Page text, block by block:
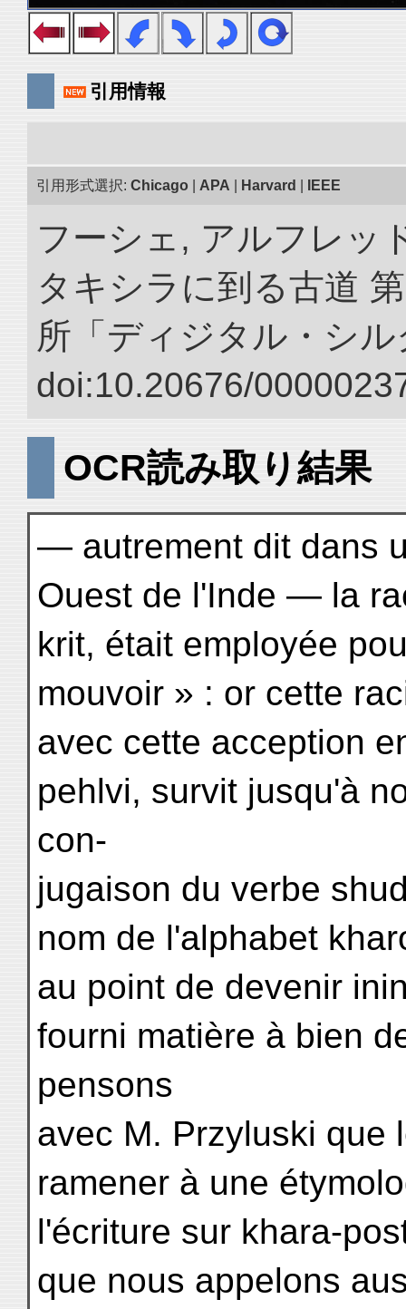
引用情報
引用形式選択: Chicago APA Harvard IEEE
フーシェ, アルフレッ
タキシラに到る古道
所「ディジタル・シ
doi:10.20676/
OCR読み取り結果
— autrement dit dans
Ouest de l'Inde — la
krit, était employée
mouvoir » : or cette
avec cette acception
pehlvi, survit jusqu'à
con-
jugaison du verbe
nom de l'alphabet
au point de devenir
fourni matière à bien
pensons
avec M. Przyluski que
ramener à une
l'écriture sur khara-
que nous appelons